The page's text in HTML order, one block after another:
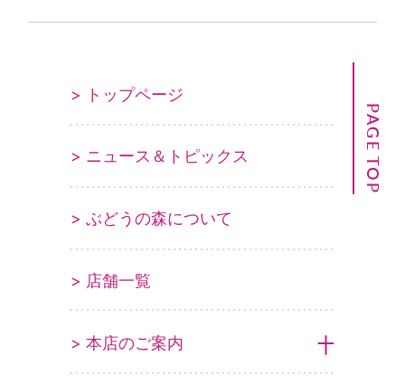
PAGE TOP
> トップページ
> ニュース＆トピックス
> ぶどうの森について
> 店舗一覧
> 本店のご案内